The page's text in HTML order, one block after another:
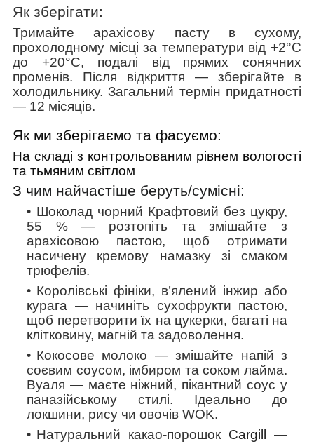
Як зберігати:
Тримайте арахісову пасту в сухому,
прохолодному місці за температури від +2°C
до +20°C, подалі від прямих сонячних
променів. Після відкриття — зберігайте в
холодильнику. Загальний термін придатності
— 12 місяців.
Як ми зберігаємо та фасуємо:
На складі з контрольованим рівнем вологості
та тьмяним світлом
З чим найчастіше беруть/cумісні:
Шоколад чорний Крафтовий без цукру,
55 %— розтопіть та змішайте з
арахісовою пастою, щоб отримати
насичену кремову намазку зі смаком
трюфелів.
Королівські фініки, в’ялений інжир або
курага — начиніть сухофрукти пастою,
щоб перетворити їх на цукерки, багаті на
клітковину, магній та задоволення.
Кокосове молоко — змішайте напій з
соєвим соусом, імбиром та соком лайма.
Вуаля — маєте ніжний, пікантний соус у
паназійському стилі. Ідеально до
локшини, рису чи овочів WOK.
Натуральний какао-порошок Cargill —